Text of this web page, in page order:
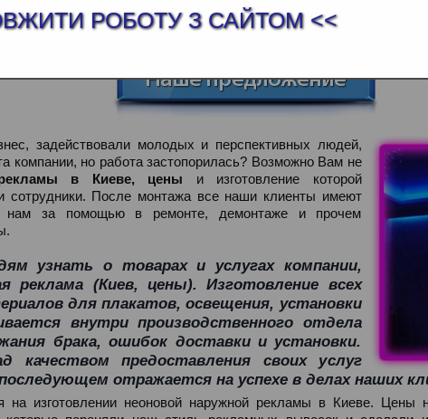
задействовали молодых и перспективных людей,
компании, но работа застопорилась? Возможно Вам не
в Киеве, цены и изготовление которой
сотрудники. После монтажа все наши клиенты имеют
нам за помощью в ремонте, демонтаже и прочем
узнать о товарах и услугах компании,
реклама (Киев, цены). Изготовление всех
для плакатов, освещения, установки
внутри производственного отдела
брака, ошибок доставки и установки.
предоставления своих услуг
отражается на успехе в делах наших
на изготовлении неоновой наружной рекламы в Киеве. Цены
РОБОТУ З САЙТОМ <<